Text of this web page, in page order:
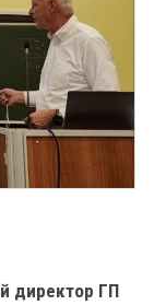
директор ГП